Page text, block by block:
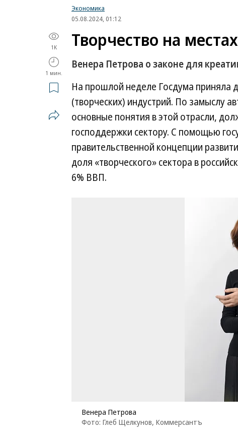
Экономика
05.08.2024, 01:12
1K
1 мин.
Творчество на местах
Венера Петрова о законе для
На прошлой неделе Госдума приняла
(творческих) индустрий. По замыслу
основные понятия в этой отрасли,
господдержки сектору. С помощью
правительственной концепции
доля «творческого» сектора в
6% ВВП.
Венера Петрова
Фото: Глеб Щелкунов, Коммерсантъ